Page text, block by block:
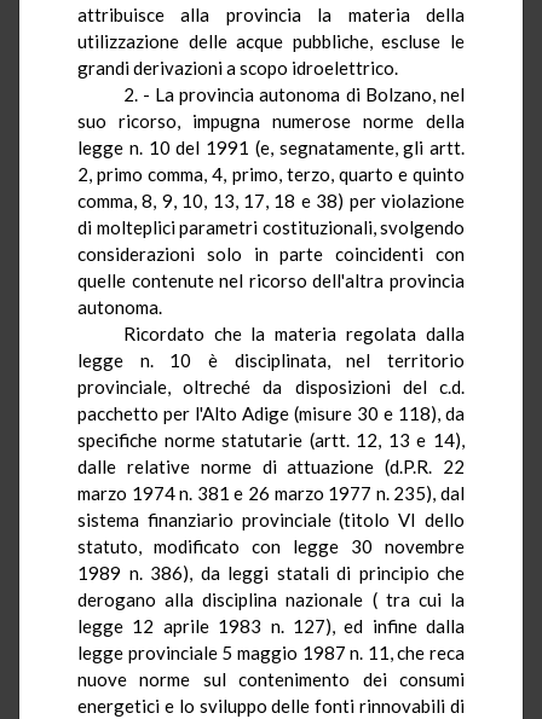
attribuisce alla provincia la materia della
utilizzazione delle acque pubbliche, escluse le
grandi derivazioni a scopo idroelettrico.
2. - La provincia autonoma di Bolzano, nel
suo ricorso, impugna numerose norme della
legge n. 10 del 1991 (e, segnatamente, gli artt.
2, primo comma, 4, primo, terzo, quarto e quinto
comma, 8, 9, 10, 13, 17, 18 e 38) per violazione
di molteplici parametri costituzionali, svolgendo
considerazioni solo in parte coincidenti con
quelle contenute nel ricorso dell'altra provincia
autonoma.
Ricordato che la materia regolata dalla
legge n. 10 è disciplinata, nel territorio
provinciale,oltreché da disposizioni del c.d.
pacchetto per l'Alto Adige (misure 30 e 118), da
specifiche norme statutarie (artt. 12, 13 e 14),
dalle relative norme di attuazione (d.P.R. 22
marzo 1974 n. 381 e 26 marzo 1977 n. 235), dal
sistema finanziario provinciale (titoloVI dello
statuto, modificato con legge 30 novembre
1989 n. 386), da leggi statali di principio che
derogano alla disciplina nazionale ( tra cui la
legge 12 aprile 1983 n. 127), ed infine dalla
legge provinciale 5 maggio 1987 n. 11, che reca
nuove norme sul contenimento dei consumi
energetici e lo sviluppo delle fonti rinnovabili di